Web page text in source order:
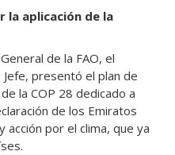
la aplicación de la
de la FAO, el
presentó el plan de
la COP 28 dedicado a
de los Emiratos
acción por el clima, que ya